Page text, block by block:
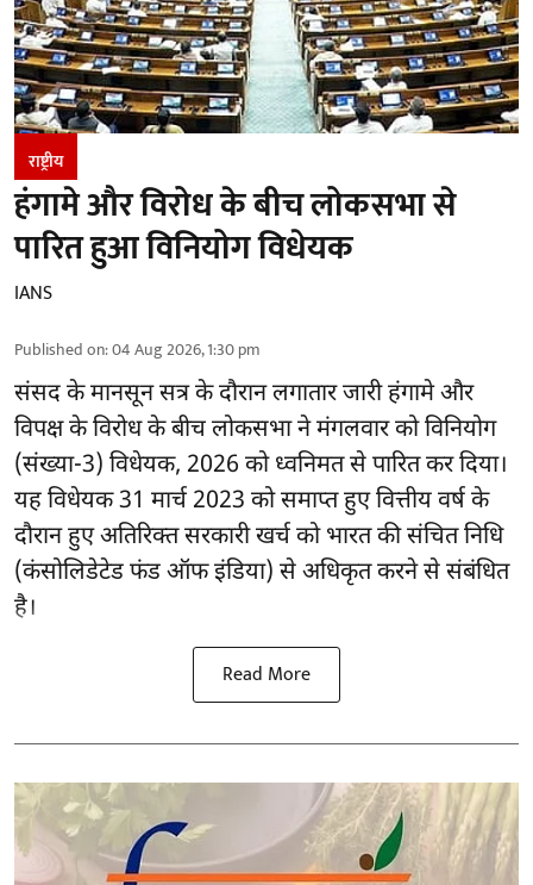
राष्ट्रीय
हंगामे और विरोध के बीच लोकसभा से
पारित हुआ विनियोग विधेयक
IANS
Published on:04 Aug 2026, 1:30 pm
संसद के मानसून सत्र के दौरान लगातार जारी हंगामे और
विपक्ष के विरोध के बीच लोकसभा ने मंगलवार को विनियोग
(संख्या-3) विधेयक, 2026 को ध्वनिमत से पारित कर दिया।
यह विधेयक 31 मार्च 2023 को समाप्त हुए वित्तीय वर्ष के
दौरान हुए अतिरिक्त सरकारी खर्च को भारत की संचित निधि
(कंसोलिडेटेड फंड ऑफ इंडिया) से अधिकृत करने से संबंधित
है।
Read More